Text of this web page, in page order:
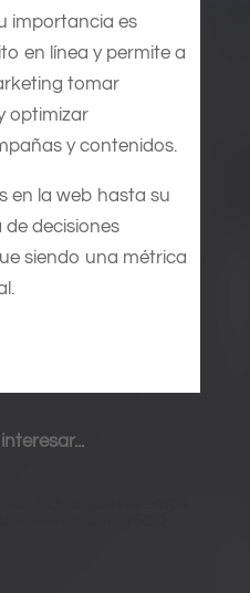
importancia es
en línea y permite a
tomar
optimizar
y contenidos.
en la web hasta su
decisiones
siendo una métrica